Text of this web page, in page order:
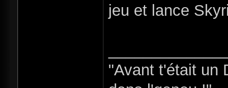
jeu et lance
"Avant t'était un